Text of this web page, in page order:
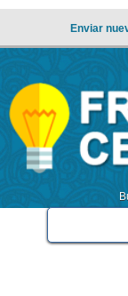
Enviar